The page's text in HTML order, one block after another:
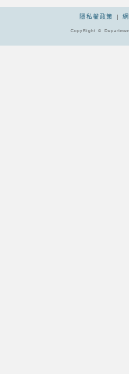
隱私權政策 |
CopyRight ©